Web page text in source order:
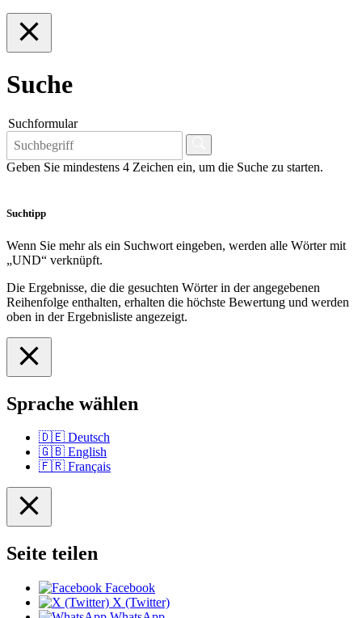
Suche
Suchformular
Geben Sie mindestens 4 Zeichen ein, um die Suche zu starten.
Suchtipp
Wenn Sie mehr als ein Suchwort eingeben, werden alle Wörter mit
„UND“ verknüpft.
Die Ergebnisse, die die gesuchten Wörter in der angegebenen
Reihenfolge enthalten, erhalten die höchste Bewertung und werden
oben in der Ergebnisliste angezeigt.
Sprache wählen
🇩🇪 Deutsch
🇬🇧 English
🇫🇷 Français
Seite teilen
Facebook
X (Twitter)